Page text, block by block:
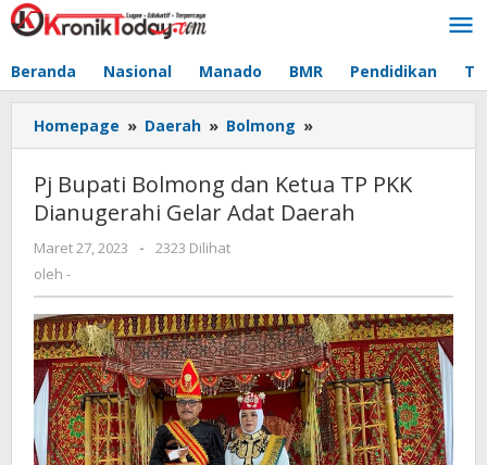
Lewati
ke
Beranda Nasional Manado BMR Pendidikan
Homepage » Daerah » Bolmong »
Bupati
dan
Ketua
Adat
Daerah
Pj Bupati Bolmong dan Ketua TP PKK
Dianugerahi Gelar Adat Daerah
Maret 27, 2023
oleh
-
2323 Dilihat
oleh -